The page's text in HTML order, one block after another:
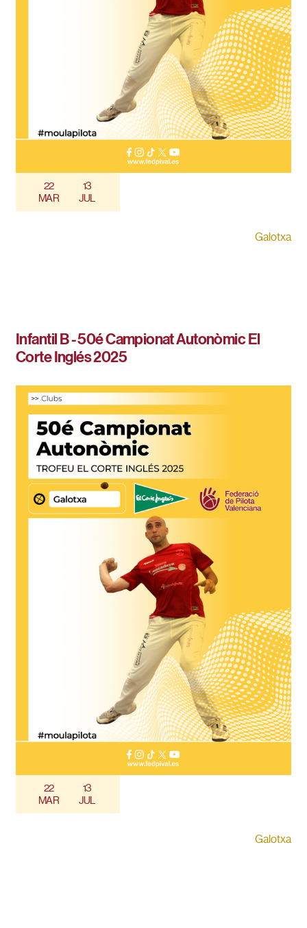
22
MAR
13
JUL
Galotxa
Infantil B - 50é Campionat Autonòmic El
Corte Inglés 2025
22
MAR
13
JUL
Galotxa